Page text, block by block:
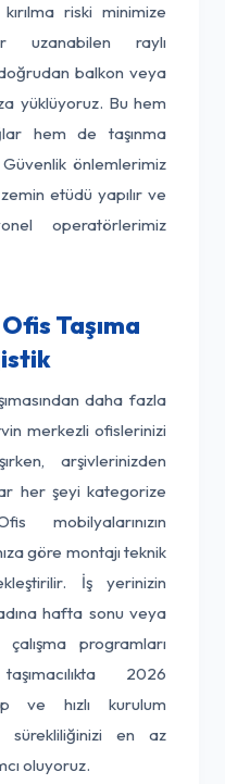
riski minimize
raylı
doğrudan balkon veya
yüklüyoruz. Bu hem
hem de taşınma
Güvenlik önlemlerimiz
etüdü yapılır ve
operatörlerimiz
Taşıma
daha fazla
merkezli ofislerinizi
arşivlerinizden
her şeyi kategorize
mobilyalarınızın
göre montajı teknik
İş yerinizin
hafta sonu veya
programları
2026
ve hızlı kurulum
sürekliliğinizi en az
oluyoruz.